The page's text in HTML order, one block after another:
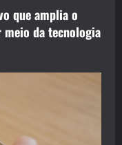
que amplia o
meio da tecnologia